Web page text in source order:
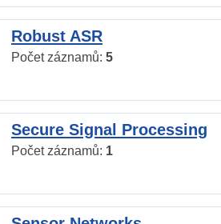
Robust ASR
Počet záznamů: 5
Secure Signal Processing
Počet záznamů: 1